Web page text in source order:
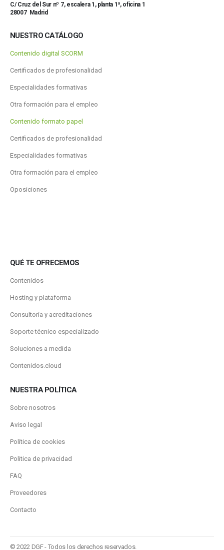
C/ Cruz del Sur nº 7, escalera 1, planta 1ª, oficina 1
28007 Madrid
NUESTRO CATÁLOGO
Contenido digital SCORM
Certificados de profesionalidad
Especialidades formativas
Otra formación para el empleo
Contenido formato papel
Certificados de profesionalidad
Especialidades formativas
Otra formación para el empleo
Oposiciones
QUÉ TE OFRECEMOS
Contenidos
Hosting y plataforma
Consultoría y acreditaciones
Soporte técnico especializado
Soluciones a medida
Contenidos.cloud
NUESTRA POLÍTICA
Sobre nosotros
Aviso legal
Política de cookies
Politica de privacidad
FAQ
Proveedores
Contacto
© 2022 DGF - Todos los derechos reservados.